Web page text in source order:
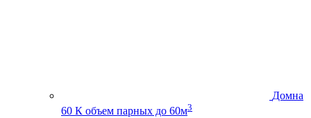
Домна
60 К объем парных до 60м3